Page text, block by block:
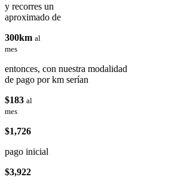
y recorres un
aproximado de
300km al
mes
entonces, con nuestra modalidad
de pago por km serían
$183 al
mes
$1,726
pago inicial
$3,922